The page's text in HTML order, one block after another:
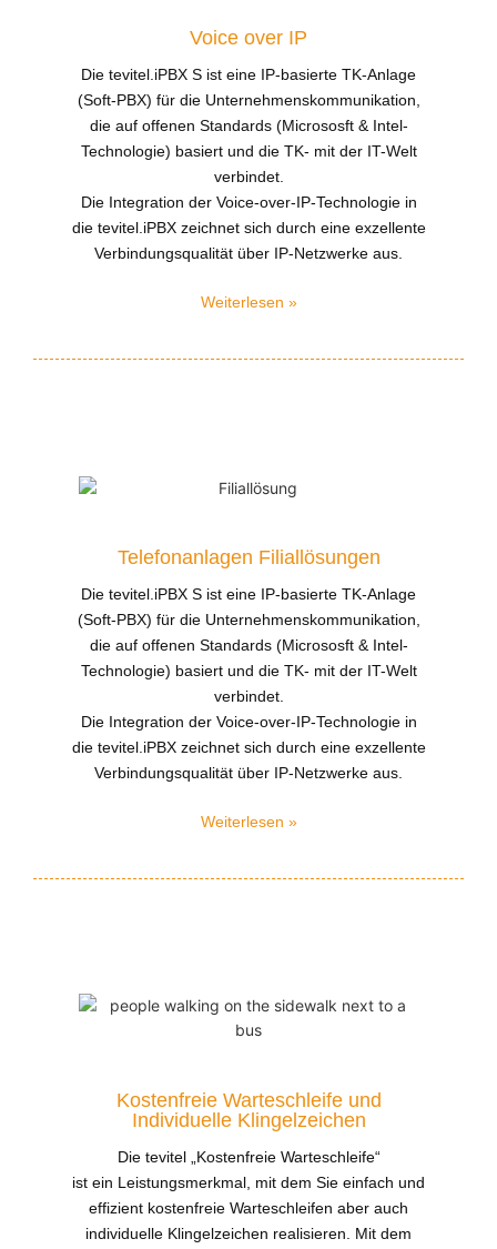
Voice over IP
Die tevitel.iPBX S ist eine IP-basierte TK-Anlage
(Soft-PBX) für die Unternehmenskommunikation,
die auf offenen Standards (Micrososft & Intel-
Technologie) basiert und die TK- mit der IT-Welt
verbindet.
Die Integration der Voice-over-IP-Technologie in
die tevitel.iPBX zeichnet sich durch eine exzellente
Verbindungsqualität über IP-Netzwerke aus.
Weiterlesen »
Telefonanlagen Filiallösungen
Die tevitel.iPBX S ist eine IP-basierte TK-Anlage
(Soft-PBX) für die Unternehmenskommunikation,
die auf offenen Standards (Micrososft & Intel-
Technologie) basiert und die TK- mit der IT-Welt
verbindet.
Die Integration der Voice-over-IP-Technologie in
die tevitel.iPBX zeichnet sich durch eine exzellente
Verbindungsqualität über IP-Netzwerke aus.
Weiterlesen »
Kostenfreie Warteschleife und
Individuelle Klingelzeichen
Die tevitel „Kostenfreie Warteschleife“
ist ein Leistungsmerkmal, mit dem Sie einfach und
effizient kostenfreie Warteschleifen aber auch
individuelle Klingelzeichen realisieren. Mit dem